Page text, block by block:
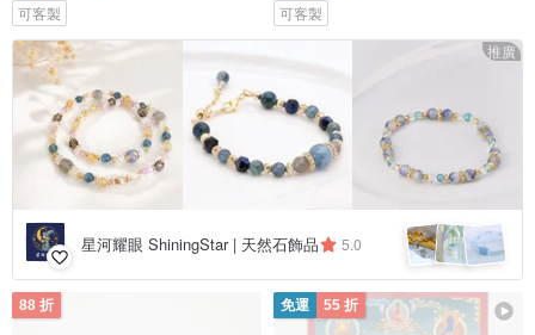
可客製
可客製
推廣
星河耀眼 ShiningStar | 天然石飾品 5.0
88 折 免運 55 折